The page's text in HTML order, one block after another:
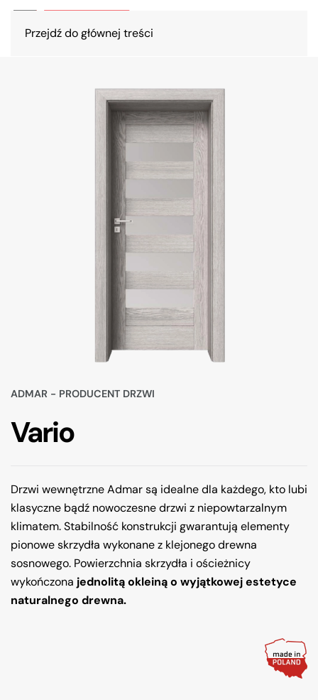
Przejdź do głównej treści
ADMAR - PRODUCENT DRZWI
Vario
Drzwi wewnętrzne Admar są idealne dla każdego, kto lubi
klasyczne bądź nowoczesne drzwi z niepowtarzalnym
klimatem. Stabilność konstrukcji gwarantują elementy
pionowe skrzydła wykonane z klejonego drewna
sosnowego. Powierzchnia skrzydła i ościeżnicy
wykończona jednolitą okleiną o wyjątkowej estetyce
naturalnego drewna.